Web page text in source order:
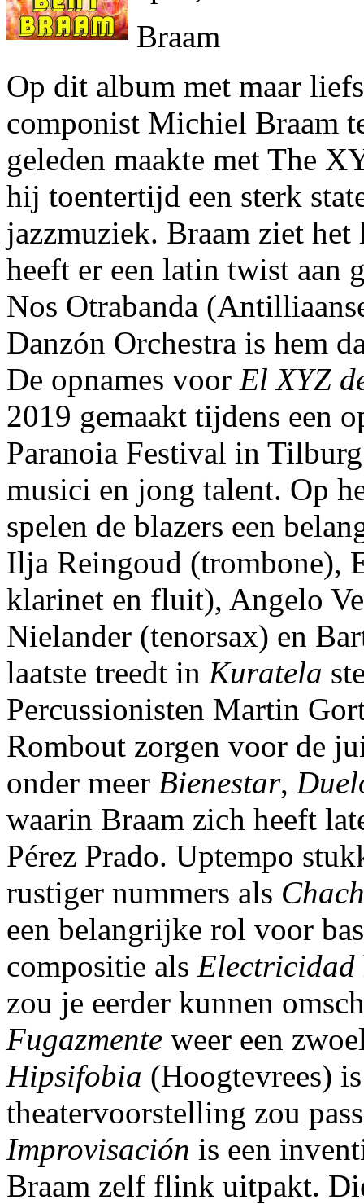
Braam
Op dit album met maar
componist Michiel Braam
geleden maakte met The
hij toentertijd een sterk
jazzmuziek. Braam ziet het
heeft er een latin twist aan
Nos Otrabanda
Danzón Orchestra is hem
De opnames voor El XYZ
2019 gemaakt tijdens een
Paranoia Festival in
musici en jong talent. Op
spelen de blazers een
Ilja Reingoud (trombone),
klarinet en fluit), Angelo
Nielander (tenorsax) en
laatste treedt in Kuratela
Percussionisten Martin
Rombout zorgen voor de
onder meer Bienestar,
waarin Braam zich heeft
Pérez Prado. Uptempo
rustiger nummers als
een belangrijke rol voor
compositie als Electricidad
zou je eerder kunnen
Fugazmente weer een
Hipsifobia (Hoogtevrees)
theatervoorstelling zou
Improvisación is een
Braam zelf flink uitpakt.